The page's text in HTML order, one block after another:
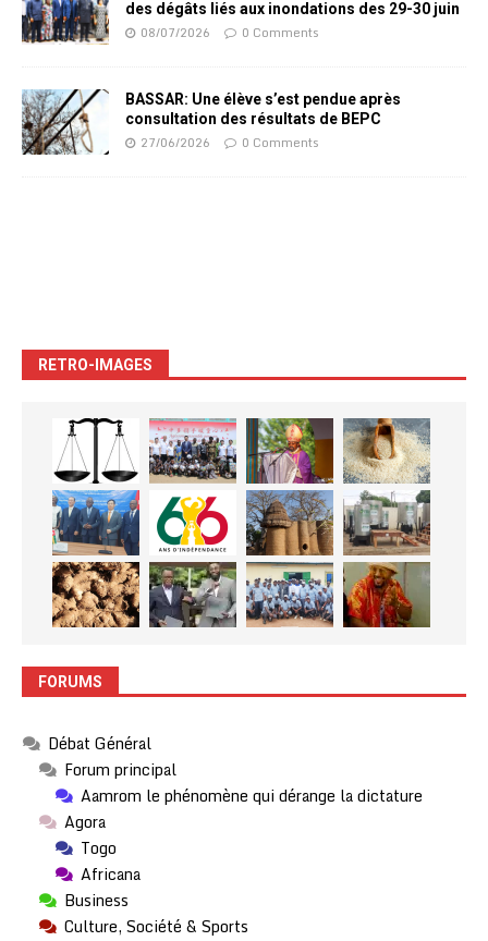
des dégâts liés aux inondations des 29-30 juin
08/07/2026 0 Comments
BASSAR: Une élève s’est pendue après
consultation des résultats de BEPC
27/06/2026 0 Comments
RETRO-IMAGES
FORUMS
Débat Général
Forum principal
Aamrom le phénomène qui dérange la dictature
Agora
Togo
Africana
Business
Culture, Société & Sports